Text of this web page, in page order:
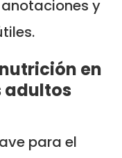
y
en
adultos
para el